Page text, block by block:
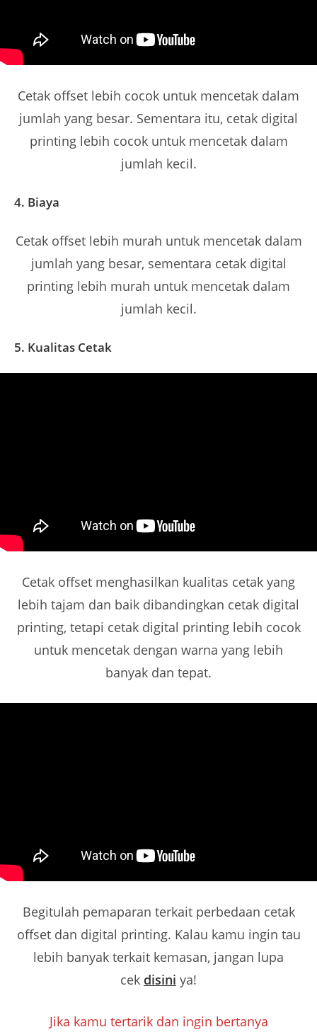
Cetak offset lebih cocok untuk mencetak dalam
jumlah yang besar. Sementara itu, cetak digital
printing lebih cocok untuk mencetak dalam
jumlah kecil.
4. Biaya
Cetak offset lebih murah untuk mencetak dalam
jumlah yang besar, sementara cetak digital
printing lebih murah untuk mencetak dalam
jumlah kecil.
5. Kualitas Cetak
Cetak offset menghasilkan kualitas cetak yang
lebih tajam dan baik dibandingkan cetak digital
printing, tetapi cetak digital printing lebih cocok
untuk mencetak dengan warna yang lebih
banyak dan tepat.
Begitulah pemaparan terkait perbedaan cetak
offset dan digital printing. Kalau kamu ingin tau
lebih banyak terkait kemasan, jangan lupa
cek disini ya!
Jika kamu tertarik dan ingin bertanya